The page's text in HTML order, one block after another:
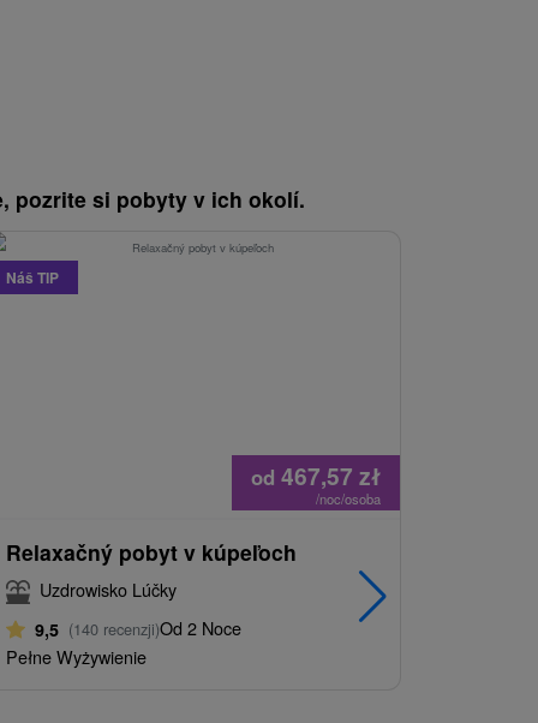
pozrite si pobyty v ich okolí.
Náš TIP
od 467,57 zł
/noc/osoba
Relaxačný pobyt v kúpeľoch
Uzdrowisko Lúčky
9,5 (140 recenzji)Od 2 Noce
Pełne Wyżywienie